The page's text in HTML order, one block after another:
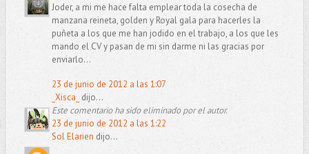
Joder, a mi me hace falta emplear toda la cosecha de
manzana reineta, golden y Royal gala para hacerles la
puñeta a los que me han jodido en el trabajo, a los que les
mando el CV y pasan de mi sin darme ni las gracias por
enviarlo...
23 de junio de 2012 a las 1:07
_Xisca_ dijo...
Este comentario ha sido eliminado por el autor.
23 de junio de 2012 a las 1:22
Sol Elarien dijo...